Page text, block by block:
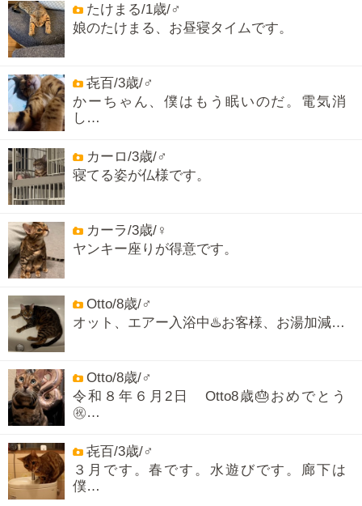
たけまる/1歳/♂
娘のたけまる、お昼寝タイムです。
㐂百/3歳/♂
かーちゃん、僕はもう眠いのだ。電気消
し…
カーロ/3歳/♂
寝てる姿が仏様です。
カーラ/3歳/♀
ヤンキー座りが得意です。
Otto/8歳/♂
オット、エアー入浴中♨️お客様、お湯加減…
Otto/8歳/♂
令和８年６月2日 Otto8歳🎂おめでとう
㊗️…
㐂百/3歳/♂
３月です。春です。水遊びです。廊下は
僕…